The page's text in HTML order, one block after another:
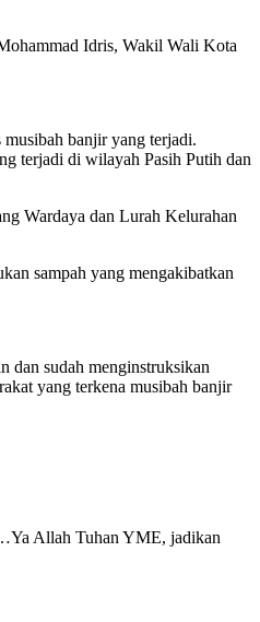
Idris, Wakil Wali Kota
banjir yang terjadi.
terjadi di wilayah Pasih Putih dan
Wardaya dan Lurah Kelurahan
sampah yang mengakibatkan
dan sudah menginstruksikan
yang terkena musibah banjir
Allah Tuhan YME, jadikan